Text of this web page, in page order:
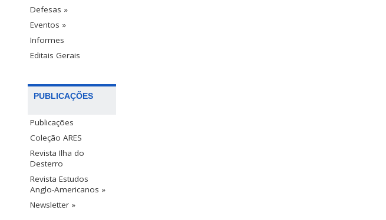
Defesas »
Eventos »
Informes
Editais Gerais
PUBLICAÇÕES
Publicações
Coleção ARES
Revista Ilha do
Desterro
Revista Estudos
Anglo-Americanos »
Newsletter »